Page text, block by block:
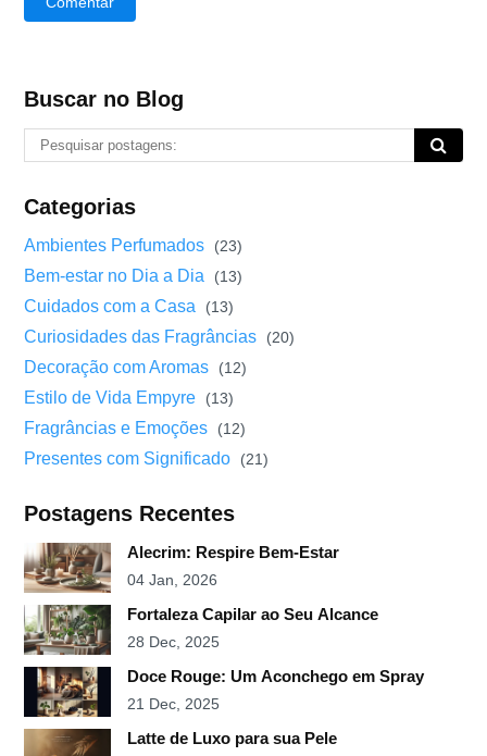
Buscar no Blog
Categorias
Ambientes Perfumados (23)
Bem-estar no Dia a Dia (13)
Cuidados com a Casa (13)
Curiosidades das Fragrâncias (20)
Decoração com Aromas (12)
Estilo de Vida Empyre (13)
Fragrâncias e Emoções (12)
Presentes com Significado (21)
Postagens Recentes
Alecrim: Respire Bem-Estar
04 Jan, 2026
Fortaleza Capilar ao Seu Alcance
28 Dec, 2025
Doce Rouge: Um Aconchego em Spray
21 Dec, 2025
Latte de Luxo para sua Pele